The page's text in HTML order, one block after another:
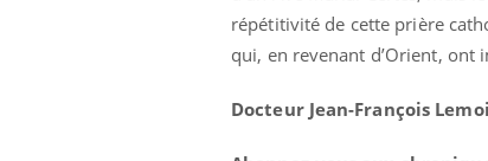
répétitivité de cette prière
qui, en revenant d’Orient, ont
Docteur Jean-François